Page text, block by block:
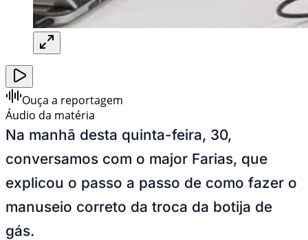
Ouça a reportagem
Áudio da matéria
Na manhã desta quinta-feira, 30,
conversamos com o major Farias, que
explicou o passo a passo de como fazer o
manuseio correto da troca da botija de
gás.